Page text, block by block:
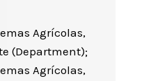
Agrícolas,
(Department);
Agrícolas,